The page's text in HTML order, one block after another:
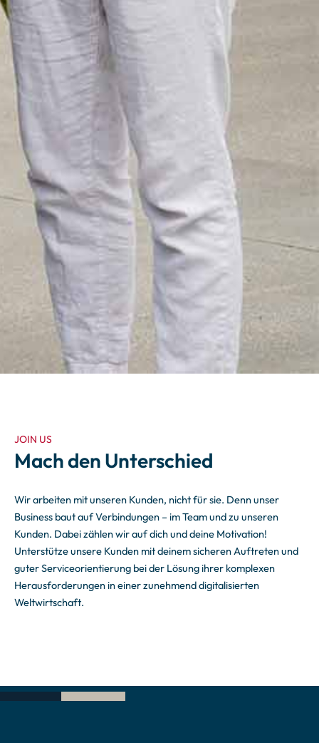
JOIN US
Mach den Unterschied
Wir arbeiten mit unseren Kunden, nicht für sie. Denn unser
Business baut auf Verbindungen – im Team und zu unseren
Kunden. Dabei zählen wir auf dich und deine Motivation!
Unterstütze unsere Kunden mit deinem sicheren Auftreten und
guter Serviceorientierung bei der Lösung ihrer komplexen
Herausforderungen in einer zunehmend digitalisierten
Weltwirtschaft.